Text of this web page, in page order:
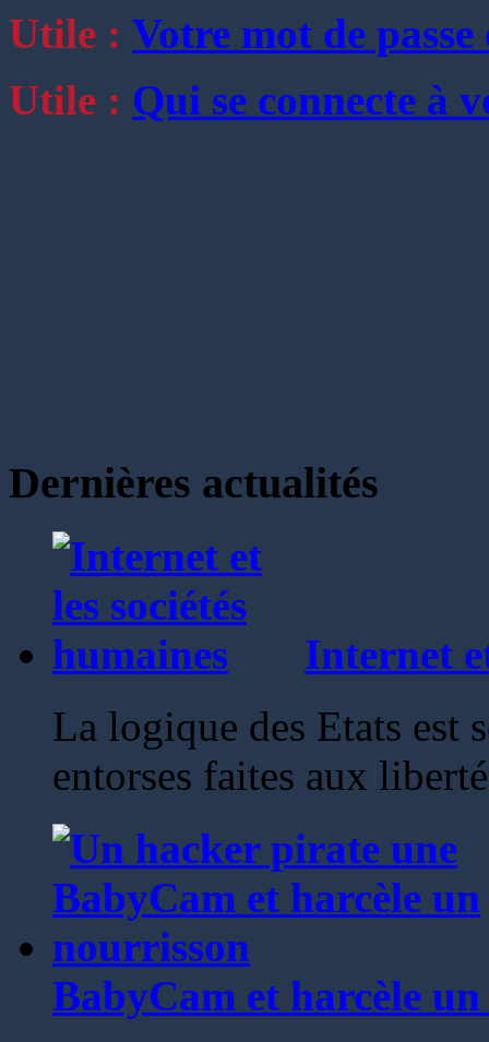
Utile : Votre mot de
Utile : Qui se connecte à
Dernières actualités
Internet
La logique des Etats est
entorses faites aux
BabyCam et harcèle